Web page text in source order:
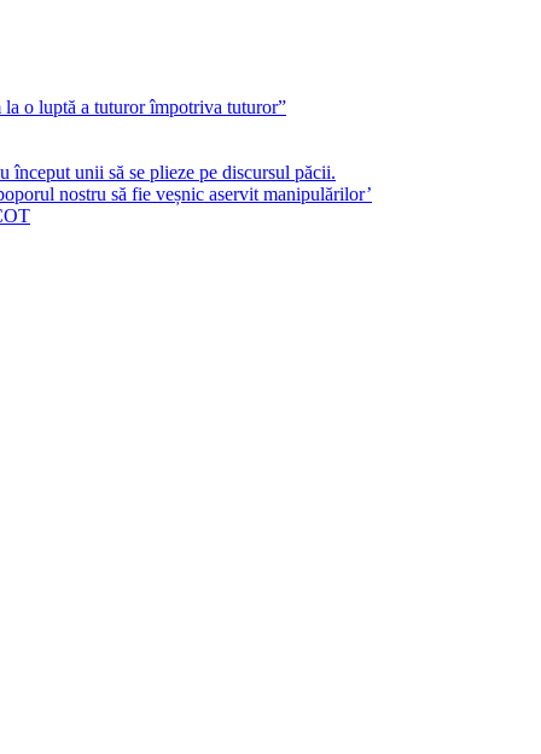
o luptă a tuturor împotriva tuturor”
unii să se plieze pe discursul păcii.
nostru să fie veșnic aservit manipulărilor’